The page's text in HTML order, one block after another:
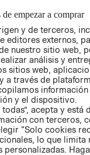
de empezar a comprar
y de terceros,
editores externos,
nuestro sitio web,
análisis y
sitios web,
a través de
información
y el dispositivo.
acepta y está
con terceros,
“Solo cookies
lo que limita
personalizadas.